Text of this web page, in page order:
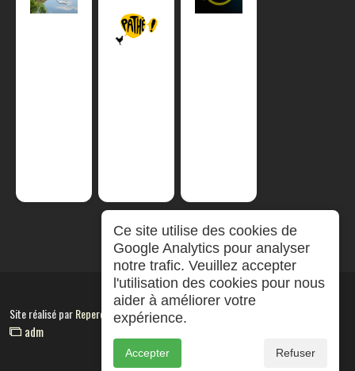
Site réalisé parRepereCom
adm
Ce site utilise des cookies de
Google Analytics pour analyser
notre trafic. Veuillez accepter
l'utilisation des cookies pour nous
aider à améliorer votre
expérience.
Accepter Refuser